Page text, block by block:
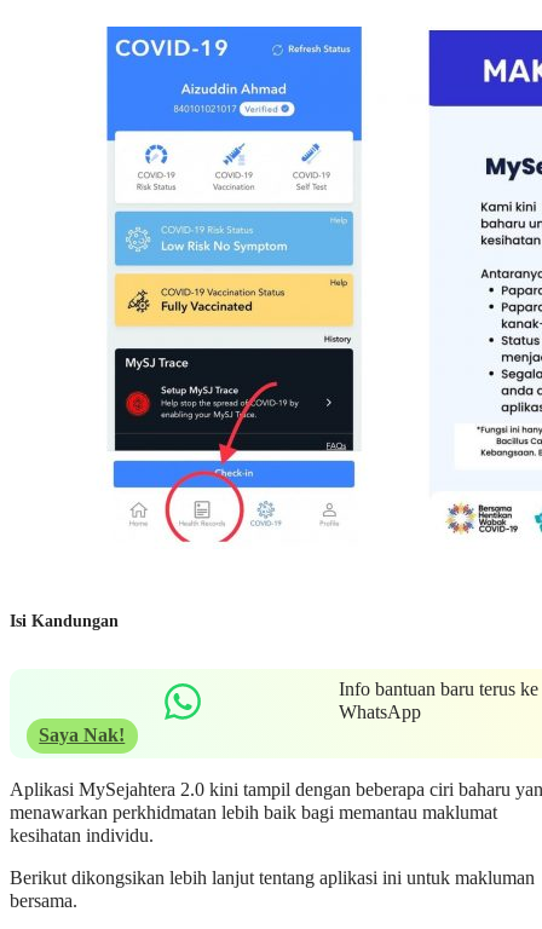
Isi Kandungan
Info bantuan baru terus ke
WhatsApp
Saya Nak!
Aplikasi MySejahtera 2.0 kini tampil dengan beberapa ciri baharu
menawarkan perkhidmatan lebih baik bagi memantau maklumat
kesihatan individu.
Berikut dikongsikan lebih lanjut tentang aplikasi ini untuk makluman
bersama.